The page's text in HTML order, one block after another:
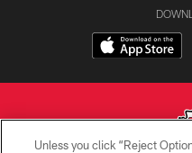
Unless you click “Reject